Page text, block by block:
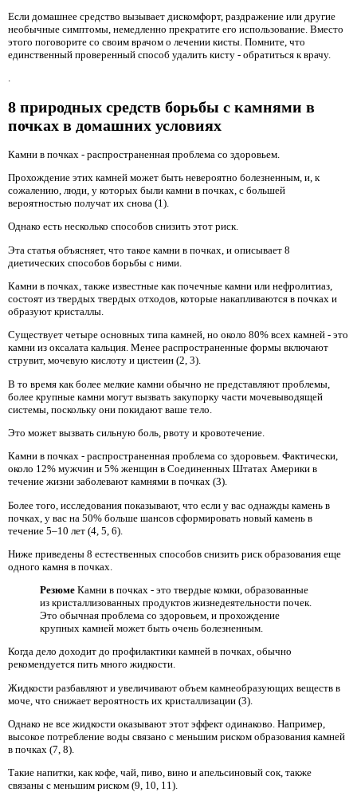
Если домашнее средство вызывает дискомфорт, раздражение или другие
необычные симптомы, немедленно прекратите его использование. Вместо
этого поговорите со своим врачом о лечении кисты. Помните, что
единственный проверенный способ удалить кисту - обратиться к врачу.
.
8 природных средств борьбы с камнями в
почках в домашних условиях
Камни в почках - распространенная проблема со здоровьем.
Прохождение этих камней может быть невероятно болезненным, и, к
сожалению, люди, у которых были камни в почках, с большей
вероятностью получат их снова (1).
Однако есть несколько способов снизить этот риск.
Эта статья объясняет, что такое камни в почках, и описывает 8
диетических способов борьбы с ними.
Камни в почках, также известные как почечные камни или нефролитиаз,
состоят из твердых твердых отходов, которые накапливаются в почках и
образуют кристаллы.
Существует четыре основных типа камней, но около 80% всех камней - это
камни из оксалата кальция. Менее распространенные формы включают
струвит, мочевую кислоту и цистеин (2, 3).
В то время как более мелкие камни обычно не представляют проблемы,
более крупные камни могут вызвать закупорку части мочевыводящей
системы, поскольку они покидают ваше тело.
Это может вызвать сильную боль, рвоту и кровотечение.
Камни в почках - распространенная проблема со здоровьем. Фактически,
около 12% мужчин и 5% женщин в Соединенных Штатах Америки в
течение жизни заболевают камнями в почках (3).
Более того, исследования показывают, что если у вас однажды камень в
почках, у вас на 50% больше шансов сформировать новый камень в
течение 5–10 лет (4, 5, 6).
Ниже приведены 8 естественных способов снизить риск образования еще
одного камня в почках.
Резюме Камни в почках - это твердые комки, образованные
из кристаллизованных продуктов жизнедеятельности почек.
Это обычная проблема со здоровьем, и прохождение
крупных камней может быть очень болезненным.
Когда дело доходит до профилактики камней в почках, обычно
рекомендуется пить много жидкости.
Жидкости разбавляют и увеличивают объем камнеобразующих веществ в
моче, что снижает вероятность их кристаллизации (3).
Однако не все жидкости оказывают этот эффект одинаково. Например,
высокое потребление воды связано с меньшим риском образования камней
в почках (7, 8).
Такие напитки, как кофе, чай, пиво, вино и апельсиновый сок, также
связаны с меньшим риском (9, 10, 11).